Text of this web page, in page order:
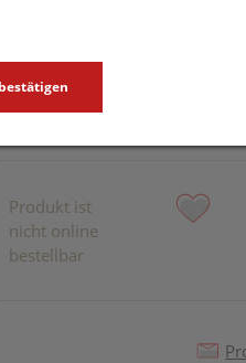
Dieses Produkt ist
Produkt ist
nicht online
bestellbar